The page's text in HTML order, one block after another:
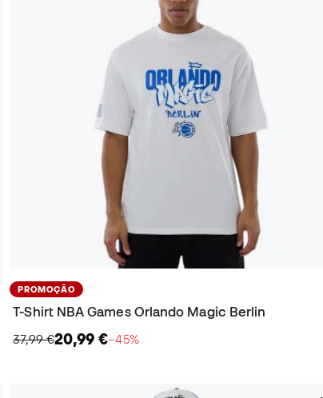
PROMOÇÃO
T-Shirt NBA Games Orlando Magic Berlin
37,99 €20,99 €−45%